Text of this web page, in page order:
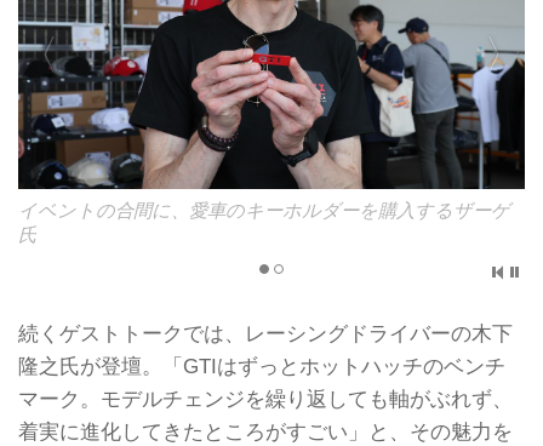
イベントの合間に、愛車のキーホルダーを購入するザーゲ
氏
続くゲストトークでは、レーシングドライバーの木下
隆之氏が登壇。「GTIはずっとホットハッチのベンチ
マーク。モデルチェンジを繰り返しても軸がぶれず、
着実に進化してきたところがすごい」と、その魅力を